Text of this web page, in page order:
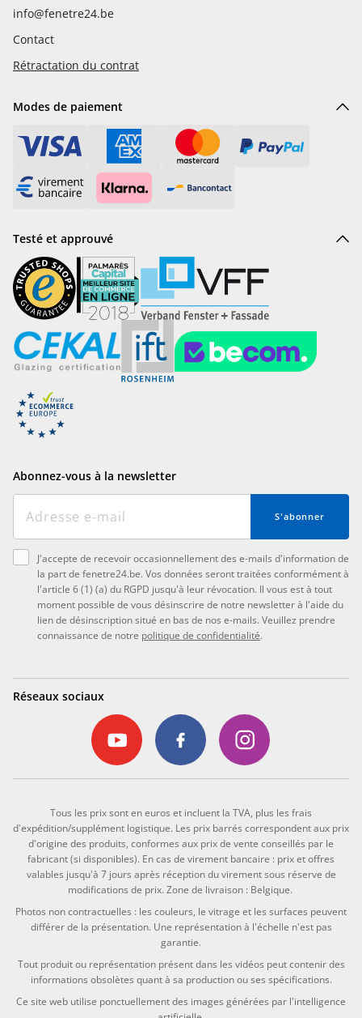
info@fenetre24.be
Contact
Rétractation du contrat
Modes de paiement
Testé et approuvé
Abonnez-vous à la newsletter
S'abonner
J'accepte de recevoir occasionnellement des e-mails d'information de
la part de fenetre24.be. Vos données seront traitées conformément à
l'article 6 (1) (a) du RGPD jusqu'à leur révocation. Il vous est à tout
moment possible de vous désinscrire de notre newsletter à l'aide du
lien de désinscription situé en bas de nos e-mails. Veuillez prendre
connaissance de notre politique de confidentialité.
Réseaux sociaux
Tous les prix sont en euros et incluent la TVA, plus les frais
d'expédition/supplément logistique. Les prix barrés correspondent aux prix
d'origine des produits, conformes aux prix de vente conseillés par le
fabricant (si disponibles). En cas de virement bancaire : prix et offres
valables jusqu'à 7 jours après réception du virement sous réserve de
modifications de prix. Zone de livraison : Belgique.
Photos non contractuelles : les couleurs, le vitrage et les surfaces peuvent
différer de la présentation. Une représentation à l'échelle n'est pas
garantie.
Tout produit ou représentation présent dans les vidéos peut contenir des
informations obsolètes quant à sa production ou ses spécifications.
Ce site web utilise ponctuellement des images générées par l'intelligence